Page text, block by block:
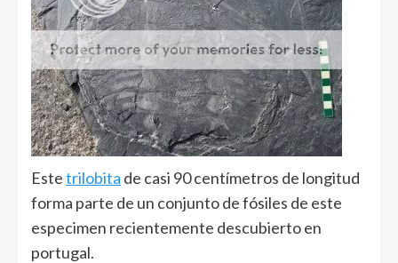
Estetrilobita de casi 90 centímetros de longitud
forma parte de un conjunto de fósiles de este
especimen recientemente descubierto en
portugal.